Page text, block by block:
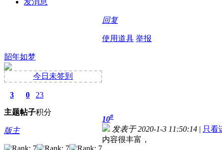
回复
使用道具 举报
韶年如梦
今日未签到
3
主题
0
帖子
23
积分
版主
10#
发表于 2020-1-3 11:50:14 | 只看
内容很丰富，